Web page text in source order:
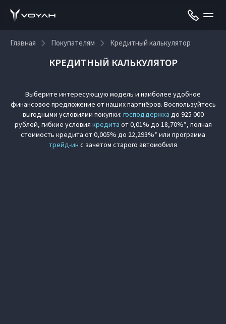
Главная Покупателям Кредитный калькулятор
КРЕДИТНЫЙ КАЛЬКУЛЯТОР
Выберите интересующую модель и наиболее удобное
финансовое предложение от наших партнёров. Воспользуйтесь
выгодными условиями покупки: господдержка до 925 000
рублей, гибкие условия кредита от 0,01% до 18,70%*, полная
стоимость кредита от 0,005% до 22,293%* или программа
трейд-ин с зачетом старого автомобиля